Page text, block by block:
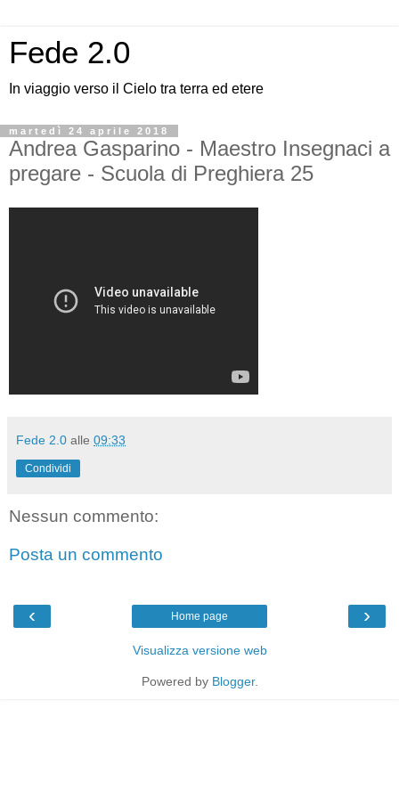
Fede 2.0
In viaggio verso il Cielo tra terra ed etere
martedì 24 aprile 2018
Andrea Gasparino - Maestro Insegnaci a
pregare - Scuola di Preghiera 25
Fede 2.0 alle 09:33
Condividi
Nessun commento:
Posta un commento
‹ ›
Home page
Visualizza versione web
Powered by Blogger.